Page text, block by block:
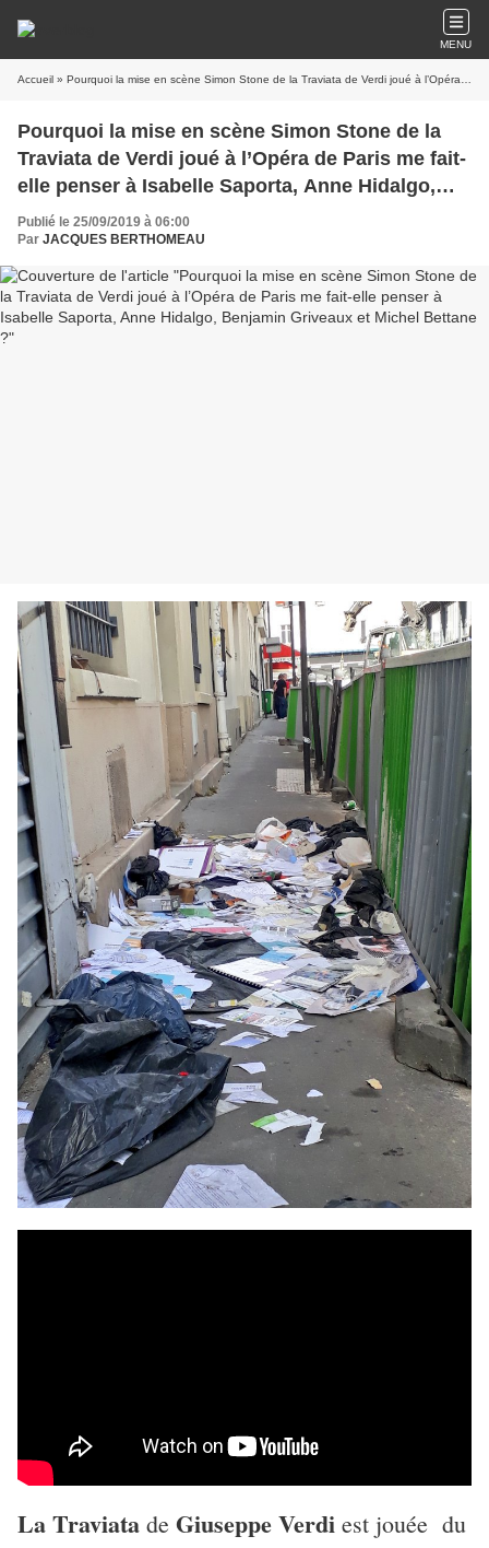
MENU
Accueil » Pourquoi la mise en scène Simon Stone de la Traviata de Verdi joué à l’Opéra de Paris me fait-elle penser à Isabelle Saporta, Anne Hidalgo, Benjamin Griveaux et Michel Bettane ?
Pourquoi la mise en scène Simon Stone de la
Traviata de Verdi joué à l’Opéra de Paris me fait-
elle penser à Isabelle Saporta, Anne Hidalgo,
Benjamin Griveaux et Michel Bettane ?
Publié le 25/09/2019 à 06:00
Par JACQUES BERTHOMEAU
La Traviata de Giuseppe Verdi est jouée du